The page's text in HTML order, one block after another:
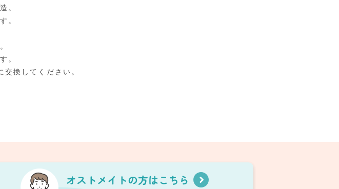
。
。
。
換してください。